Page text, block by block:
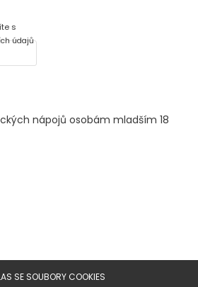
SE SOUBORY COOKIES
s
údajů
nápojů osobám mladším 18